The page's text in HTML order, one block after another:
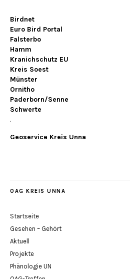
Birdnet
Euro Bird Portal
Falsterbo
Hamm
Kranichschutz EU
Kreis Soest
Münster
Ornitho
Paderborn/Senne
Schwerte
.
Geoservice Kreis Unna
OAG KREIS UNNA
Startseite
Gesehen – Gehört
Aktuell
Projekte
Phänologie UN